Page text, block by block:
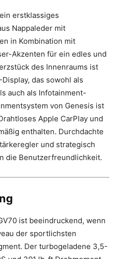
erstklassiges
Nappaleder mit
in Kombination mit
Akzenten für ein edles und
des Innenraums ist
das sowohl als
auch als Infotainment-
von Genesis ist
Apple CarPlay und
enthalten. Durchdachte
und strategisch
die Benutzerfreundlichkeit.
ist beeindruckend, wenn
der sportlichsten
Der turbogeladene 3,5-